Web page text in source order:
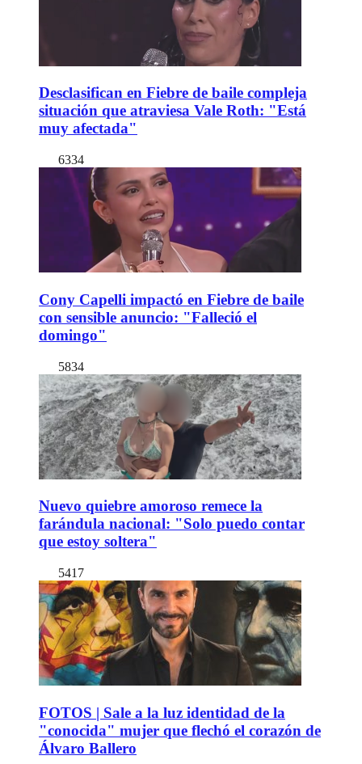
Desclasifican en Fiebre de baile compleja
situación que atraviesa Vale Roth: "Está
muy afectada"
6334
Cony Capelli impactó en Fiebre de baile
con sensible anuncio: "Falleció el
domingo"
5834
Nuevo quiebre amoroso remece la
farándula nacional: "Solo puedo contar
que estoy soltera"
5417
FOTOS | Sale a la luz identidad de la
"conocida" mujer que flechó el corazón de
Álvaro Ballero